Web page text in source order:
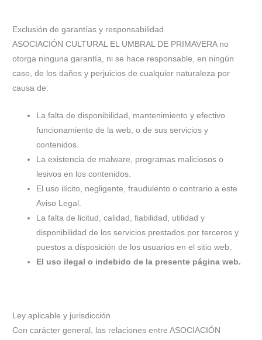
Exclusión de garantías y responsabilidad
ASOCIACIÓN CULTURAL EL UMBRAL DE PRIMAVERA no
otorga ninguna garantía, ni se hace responsable, en ningún
caso, de los daños y perjuicios de cualquier naturaleza por
causa de:
La falta de disponibilidad, mantenimiento y efectivo
funcionamiento de la web, o de sus servicios y
contenidos.
La existencia de malware, programas maliciosos o
lesivos en los contenidos.
El uso ilícito, negligente, fraudulento o contrario a este
Aviso Legal.
La falta de licitud, calidad, fiabilidad, utilidad y
disponibilidad de los servicios prestados por terceros y
puestos a disposición de los usuarios en el sitio web.
El uso ilegal o indebido de la presente página web.
Ley aplicable y jurisdicción
Con carácter general, las relaciones entre ASOCIACIÓN